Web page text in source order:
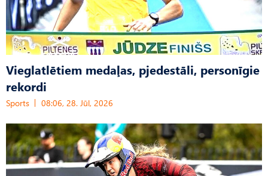
Vieglatlētiem medaļas, pjedestāli, personīgie
rekordi
Sports 08:06, 28. Jūl, 2026